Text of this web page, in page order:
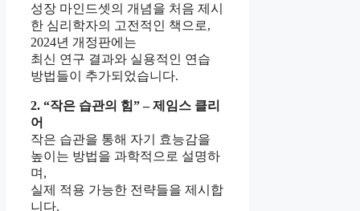
성장 마인드셋의 개념을 처음 제시
한 심리학자의 고전적인 책으로,
2024년 개정판에는
최신 연구 결과와 실용적인 연습
방법들이 추가되었습니다.
2. “작은 습관의 힘” – 제임스 클리
어
작은 습관을 통해 자기 효능감을
높이는 방법을 과학적으로 설명하
며,
실제 적용 가능한 전략들을 제시합
니다.